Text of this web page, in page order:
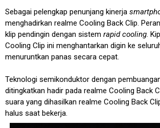
Sebagai pelengkap penunjang kinerja
menghadirkan realme Cooling Back Clip.
klip pendingin dengan sistem rapid cooling.
Cooling Clip ini menghantarkan digin ke
menuruntkan panas secara cepat.
Teknologi semikonduktor dengan
ditingkatkan hadir pada realme Cooling Back
suara yang dihasilkan realme Cooling Back
halus saat bekerja.